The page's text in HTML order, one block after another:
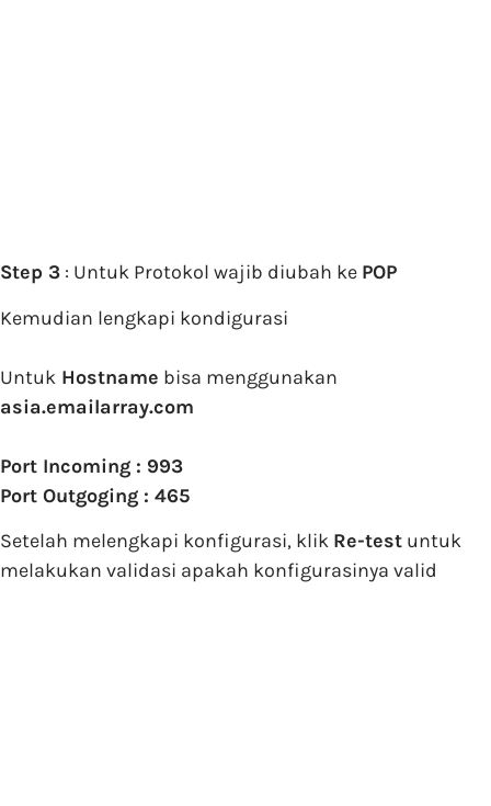
Step 3 : Untuk Protokol wajib diubah ke POP
Kemudian lengkapi kondigurasi
Untuk Hostname bisa menggunakan
asia.emailarray.com
Port Incoming : 993
Port Outgoging : 465
Setelah melengkapi konfigurasi, klik Re-test untuk
melakukan validasi apakah konfigurasinya valid